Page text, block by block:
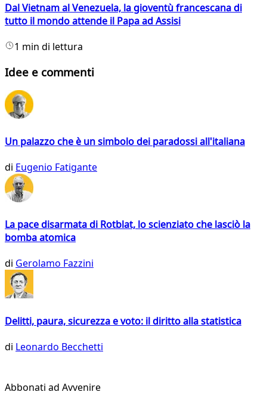
Dal Vietnam al Venezuela, la gioventù francescana di
tutto il mondo attende il Papa ad Assisi
1 min di lettura
Idee e commenti
Un palazzo che è un simbolo dei paradossi all'italiana
di Eugenio Fatigante
La pace disarmata di Rotblat, lo scienziato che lasciò la
bomba atomica
di Gerolamo Fazzini
Delitti, paura, sicurezza e voto: il diritto alla statistica
di Leonardo Becchetti
Abbonati ad Avvenire